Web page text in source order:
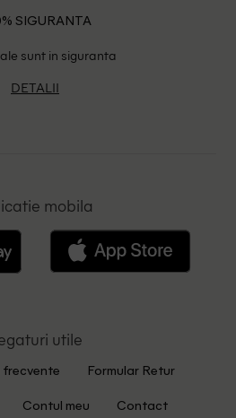
SIGURANTA
sunt in siguranta
DETALII
mobila
utile
frecvente Formular Retur
Contul meu Contact